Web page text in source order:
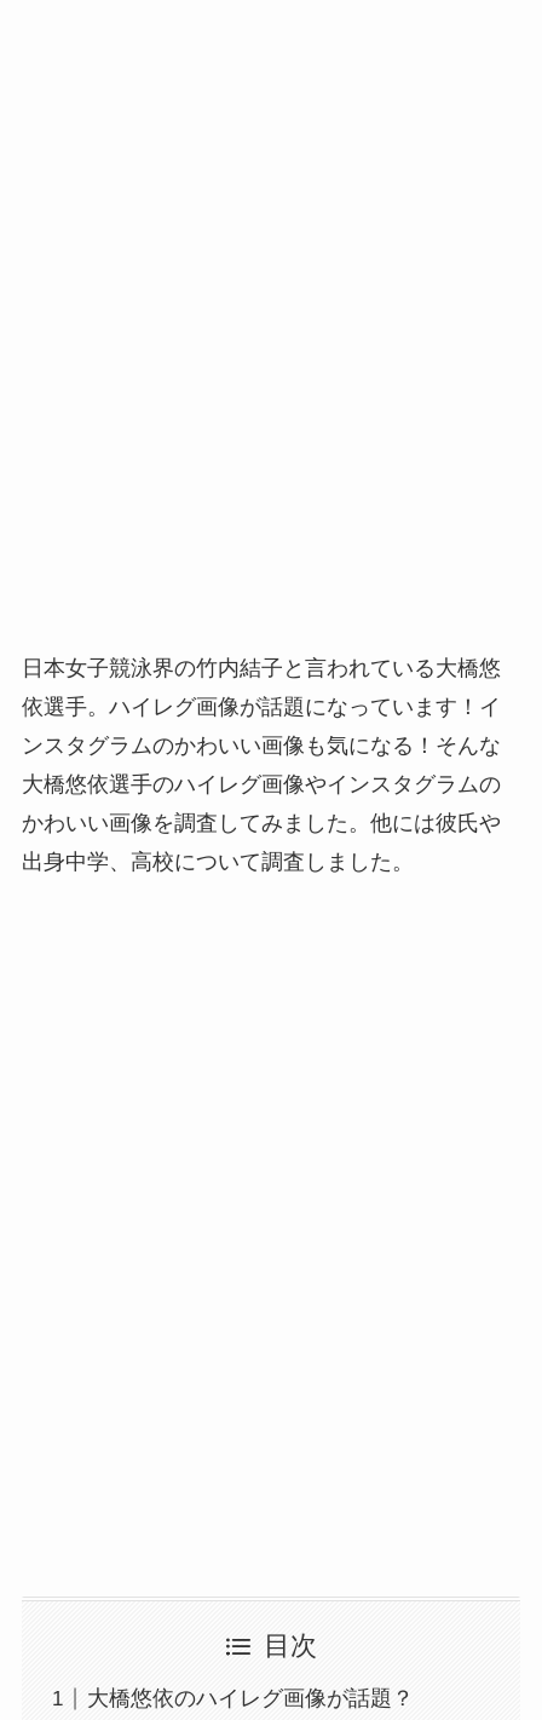
日本女子競泳界の竹内結子と言われている大橋悠
依選手。ハイレグ画像が話題になっています！イ
ンスタグラムのかわいい画像も気になる！そんな
大橋悠依選手のハイレグ画像やインスタグラムの
かわいい画像を調査してみました。他には彼氏や
出身中学、高校について調査しました。
目次
大橋悠依のハイレグ画像が話題？